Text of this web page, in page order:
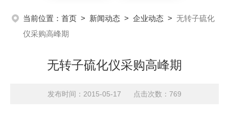
当前位置： 首页 > 新闻动态 > 企业动态 > 无转子硫化
仪采购高峰期
无转子硫化仪采购高峰期
发布时间：2015-05-17 点击次数：769